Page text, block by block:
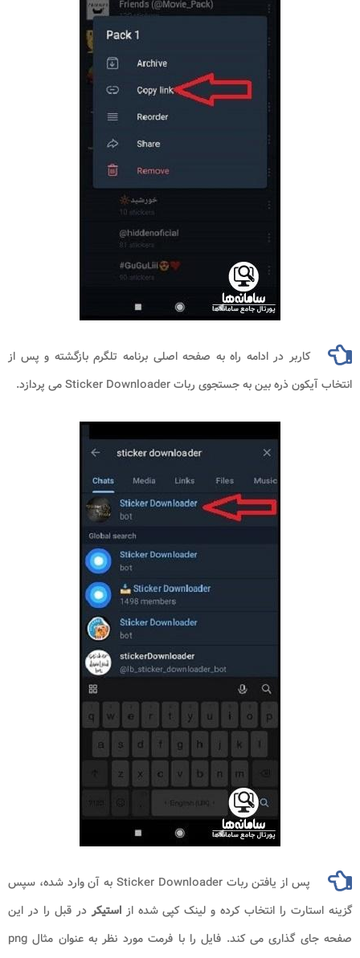
کاربر در ادامه راه به صفحه اصلی برنامه تلگرم بازگشته و پس از
انتخاب آیکون ذره بین به جستجوی ربات Sticker Downloader می پردازد.
پس از یافتن ربات Sticker Downloader به آن وارد شده، سپس
گزینه استارت را انتخاب کرده و لینک کپی شده ازاستیکردر قبل را در این
صفحه جای گذاری می کند. فایل را با فرمت مورد نظر به عنوان مثال png